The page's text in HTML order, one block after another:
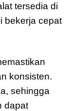
tersedia di
bekerja cepat
konsisten.
sehingga
dapat